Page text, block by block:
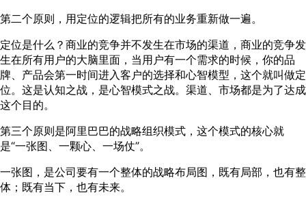
第二个原则，用定位的逻辑把所有的业务重新做一遍。
定位是什么？商业的竞争并不发生在市场的渠道，商业的竞争发
生在所有用户的大脑里面，当用户有一个需求的时候，你的品
牌、产品会第一时间进入客户的选择和心智模型，这个就叫做定
位。这是认知之战，是心智模式之战。渠道、市场都是为了达成
这个目的。
第三个原则是阿里巴巴的战略组织模式，这个模式的核心就
是“一张图、一颗心、一场仗”。
一张图，是公司要有一个整体的战略布局图，既有局部，也有整
体；既有当下，也有未来。